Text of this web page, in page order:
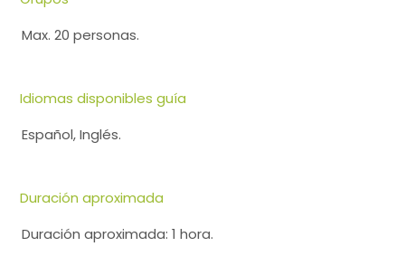
Max. 20 personas.
Idiomas disponibles guía
Español, Inglés.
Duración aproximada
Duración aproximada: 1 hora.